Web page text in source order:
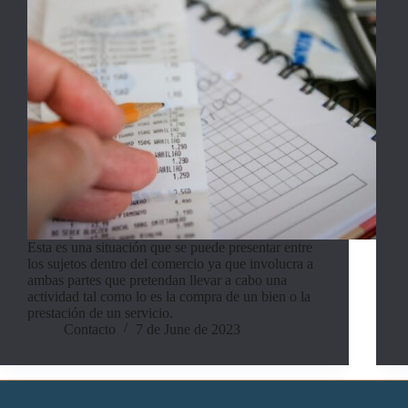
Esta es una situación que se puede presentar entre
los sujetos dentro del comercio ya que involucra a
ambas partes que pretendan llevar a cabo una
actividad tal como lo es la compra de un bien o la
prestación de un servicio.
Contacto
7 de June de 2023